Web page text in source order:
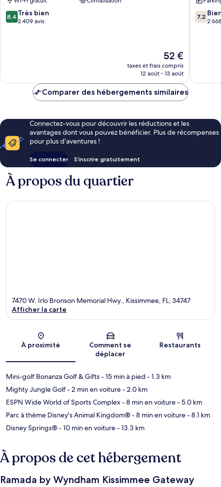
West
Kissimmee
8.4
sur
8,4 Très bien
2 409 avis
Le
nouveau
prix
de
52 €
taxes et frais compris
12 août - 13 août
the
parks
7.2
sur
7,2
2
Comparer des hébergements similaires
Connectez-vous pour découvrir les réductions et les
avantages dont vous pouvez bénéficier. Plus de récompenses
pour plus d’aventures !
Se connecter S’inscrire gratuitement
À propos du quartier
Carte
7470 W. Irlo Bronson Memorial Hwy., Kissimmee, FL, 34747
Afficher la carte
À proximité
Comment se
déplacer
Restaurants
Mini-golf Bonanza Golf & Gifts- 15 min à pied - 1.3 km
Mighty Jungle Golf- 2 min en voiture- 2.0 km
ESPN Wide World of Sports Complex- 8 min en voiture- 5.0 km
Parc à thème Disney's Animal Kingdom®- 8 min en voiture- 8.1 km
Disney Springs®- 10 min en voiture- 13.3 km
À propos de cet hébergement
Ramada by Wyndham Kissimmee Gateway